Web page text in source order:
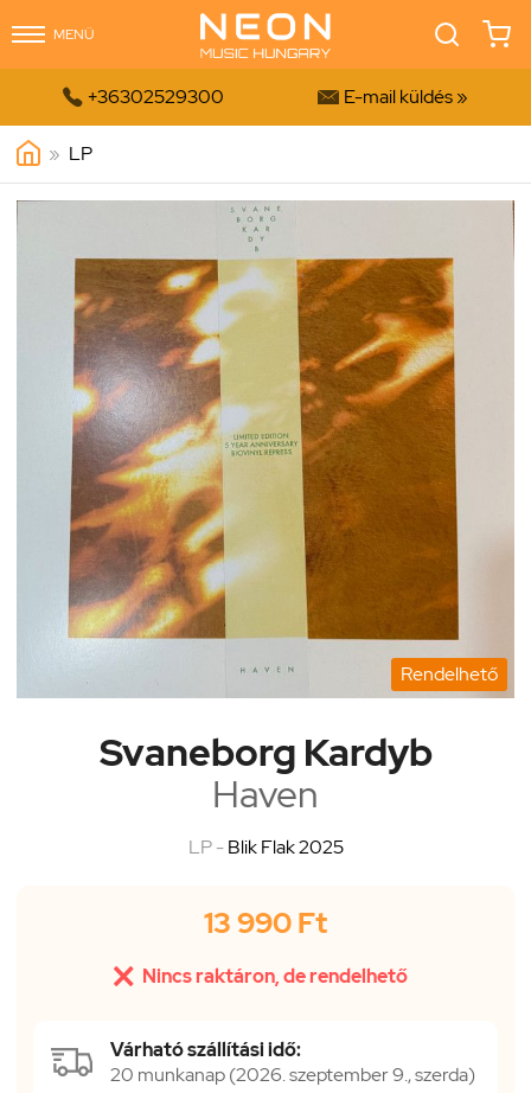
MENÜ
 +36302529300  E-mail küldés »
» LP
Rendelhető
Svaneborg Kardyb
Haven
LP -Blik Flak 2025
13 990 Ft
 Nincs raktáron, de rendelhető
Várható szállítási idő:
20 munkanap (2026. szeptember 9., szerda)